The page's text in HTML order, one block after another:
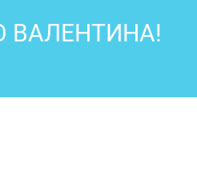
ВАЛЕНТИНА!